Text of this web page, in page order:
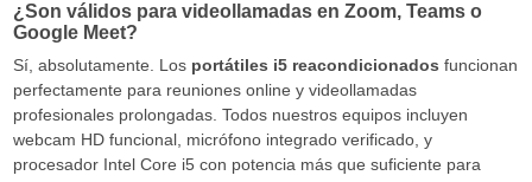
¿Son válidos para videollamadas en Zoom, Teams o
Google Meet?
Sí, absolutamente. Los portátiles i5 reacondicionados funcionan
perfectamente para reuniones online y videollamadas
profesionales prolongadas. Todos nuestros equipos incluyen
webcam HD funcional, micrófono integrado verificado, y
procesador Intel Core i5 con potencia más que suficiente para